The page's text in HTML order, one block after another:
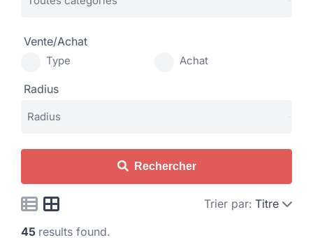
Vente/Achat
Type Achat
Radius
Rechercher
Trier par: Titre
45 results found.